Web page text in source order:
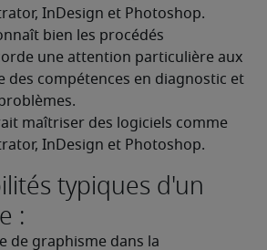
InDesign et Photoshop.
bien les procédés
une attention particulière aux
des compétences en diagnostic et
maîtriser des logiciels comme
InDesign et Photoshop.
typiques d'un
:
de graphisme dans la